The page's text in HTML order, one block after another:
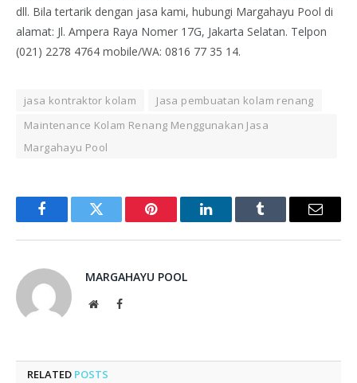
dll. Bila tertarik dengan jasa kami, hubungi Margahayu Pool di
alamat: Jl. Ampera Raya Nomer 17G, Jakarta Selatan. Telpon
(021) 2278 4764 mobile/WA: 0816 77 35 14.
jasa kontraktor kolam
Jasa pembuatan kolam renang
Maintenance Kolam Renang Menggunakan Jasa
Margahayu Pool
FacebookTwitter Pinterest LinkedInTumblr Email
MARGAHAYU POOL
WebsiteFacebook
RELATED POSTS